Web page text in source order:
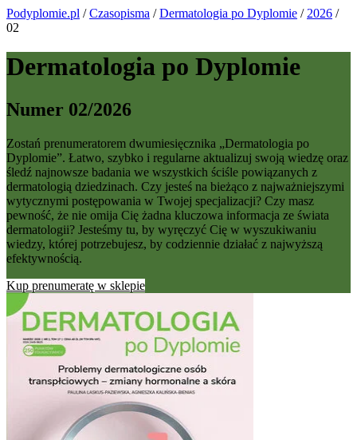
Podyplomie.pl /Czasopisma /Dermatologia po Dyplomie / 2026 /
02
Dermatologia po Dyplomie
Numer 02/2026
Zostań prenumeratorem dwumiesięcznika „Dermatologia po
Dyplomie”. Łatwo, szybko i regularne aktualizuj swoją wiedzę oraz
śledź najnowsze badania we wszystkich ściśle powiązanych z
dermatologią dziedzinach. Czy jesteś na bieżąco z najważniejszymi
wytycznymi postępowania w Twojej specjalizacji? Czy masz
pewność, że nie omija Cię żadna kluczowa informacja ze świata
dermatologii? Jesteśmy tu, by wyręczyć Cię w wyszukiwaniu
wiedzy, której potrzebujesz, by codziennie działać z najwyższą
efektywnością.
Kup prenumeratę w sklepie